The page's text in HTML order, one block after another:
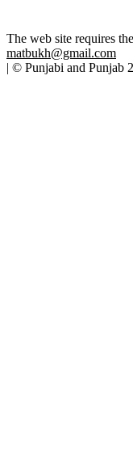
The web site requires
matbukh@gmail.com
| © Punjabi and Punjab